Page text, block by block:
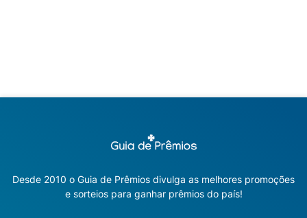
Desde 2010 o Guia de Prêmios divulga as melhores promoções
e sorteios para ganhar prêmios do país!